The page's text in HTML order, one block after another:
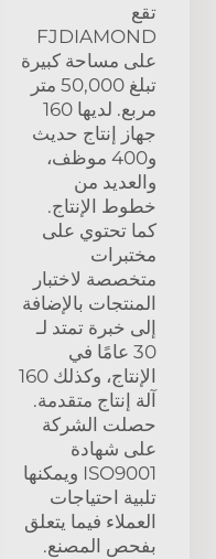
تقع
FJDIAMOND
على مساحة كبيرة
تبلغ 50,000 متر
مربع. لديها 160
جهاز إنتاج حديث
و400 موظف،
والعديد من
خطوط الإنتاج.
كما تحتوي على
مختبرات
متخصصة لاختبار
المنتجات بالإضافة
إلى خبرة تمتد لـ
30 عامًا في
الإنتاج، وكذلك 160
آلة إنتاج متقدمة.
حصلت الشركة
على شهادة
ISO9001 ويمكنها
تلبية احتياجات
العملاء فيما يتعلق
بفحص المصنع.